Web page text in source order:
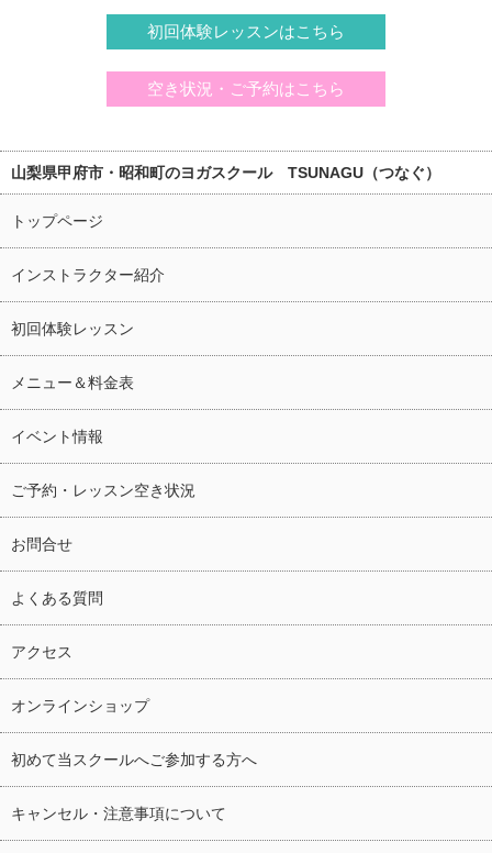
初回体験レッスンはこちら
空き状況・ご予約はこちら
山梨県甲府市・昭和町のヨガスクール TSUNAGU（つなぐ）
トップページ
インストラクター紹介
初回体験レッスン
メニュー＆料金表
イベント情報
ご予約・レッスン空き状況
お問合せ
よくある質問
アクセス
オンラインショップ
初めて当スクールへご参加する方へ
キャンセル・注意事項について